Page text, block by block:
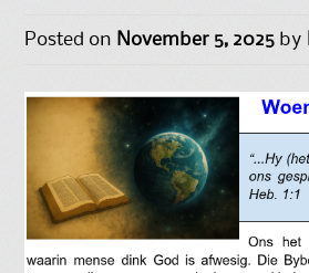
Posted on November 5, 2025 by